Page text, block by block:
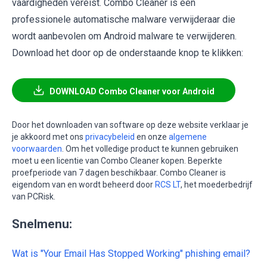
vaardigheden vereist. Combo Cleaner is een
professionele automatische malware verwijderaar die
wordt aanbevolen om Android malware te verwijderen.
Download het door op de onderstaande knop te klikken:
DOWNLOAD Combo Cleaner voor Android
Door het downloaden van software op deze website verklaar je
je akkoord met ons privacybeleid en onze algemene
voorwaarden . Om het volledige product te kunnen gebruiken
moet u een licentie van Combo Cleaner kopen. Beperkte
proefperiode van 7 dagen beschikbaar. Combo Cleaner is
eigendom van en wordt beheerd door RCS LT, het moederbedrijf
van PCRisk.
Snelmenu:
Wat is "Your Email Has Stopped Working" phishing email?